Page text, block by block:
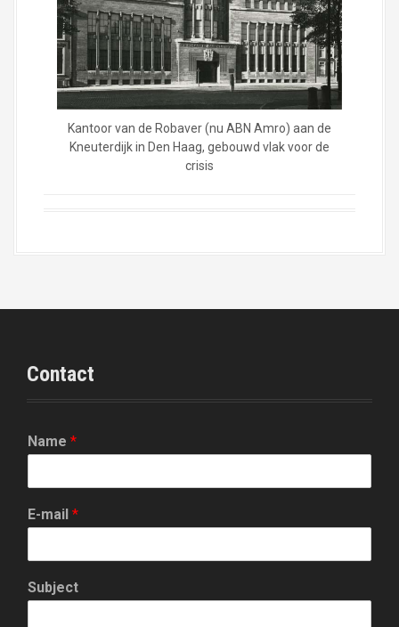
Kantoor van de Robaver (nu ABN Amro) aan de
Kneuterdijk in Den Haag, gebouwd vlak voor de
crisis
Contact
Name *
E-mail *
Subject